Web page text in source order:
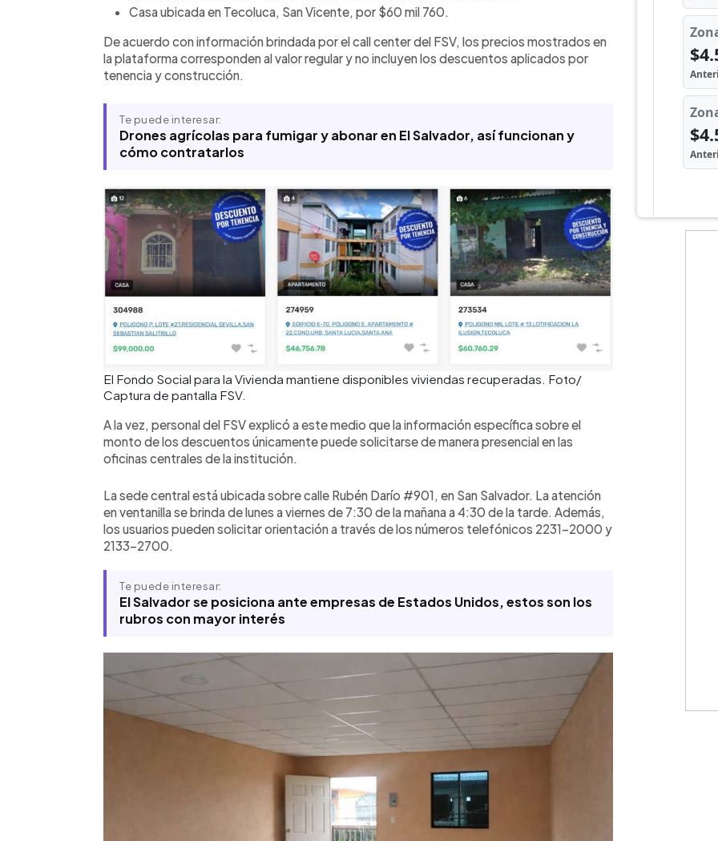
Casa ubicada en Tecoluca, San Vicente, por $60 mil 760.
De acuerdo con información brindada por el call center del FSV, los precios mostrados en
la plataforma corresponden al valor regular y no incluyen los descuentos aplicados por
tenencia y construcción.
Te puede interesar:
Drones agrícolas para fumigar y abonar en El Salvador, así funcionan y
cómo contratarlos
El Fondo Social para la Vivienda mantiene disponibles viviendas recuperadas. Foto/
Captura de pantalla FSV.
A la vez, personal del FSV explicó a este medio que la información específica sobre el
monto de los descuentos únicamente puede solicitarse de manera presencial en las
oficinas centrales de la institución.
La sede central está ubicada sobre calle Rubén Darío #901, en San Salvador. La atención
en ventanilla se brinda de lunes a viernes de 7:30 de la mañana a 4:30 de la tarde. Además,
los usuarios pueden solicitar orientación a través de los números telefónicos 2231-2000 y
2133-2700.
Te puede interesar:
El Salvador se posiciona ante empresas de Estados Unidos, estos son los
rubros con mayor interés